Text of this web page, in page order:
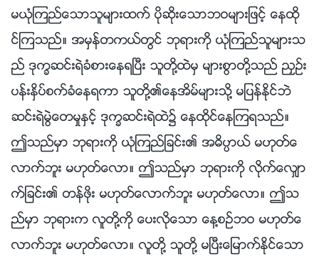
မယုံၾကည္ေသာသူမ်ားထက္ ပိုဆိုးေသာဘဝမ်ားျဖင့္ ေနထို
င္ၾကသည္။ အမွန္တကယ္တြင္ ဘုရားကို ယုံၾကည္သူမ်ားသ
ည္ ဒုကၡဆင္းရဲခံစားေနရၿပီး သူတို႔ထဲမွ မ်ားစြာတို႔သည္ ညႇဥ္း
ပန္းႏွိပ္စက္ခံေနရကာ သူတို႔၏ေနအိမ္မ်ားသို႔ မျပန္ႏိုင္ဘဲ
ဆင္းရဲမြဲေတမႈႏွင့္ ဒုကၡဆင္းရဲထဲ၌ ေနထိုင္ေနၾကရသည္။
ဤသည္မွာ ဘုရားကို ယုံၾကည္ျခင္း၏ အဓိပၸာယ္ မဟုတ္ေ
လာက္ဘူး မဟုတ္ေလာ။ ဤသည္မွာ ဘုရားကို လိုက္ေလွ်ာ
က္ျခင္း၏ တန္ဖိုး မဟုတ္ေလာက္ဘူး မဟုတ္ေလာ။ ဤသ
ည္မွာ ဘုရားက လူတို႔ကို ေပးလိုေသာ ေန႔စဥ္ဘဝ မဟုတ္ေ
လာက္ဘူး မဟုတ္ေလာ။ လူတို႔ သူတို႔ မၿပီးေျမာက္ႏိုင္ေသာ